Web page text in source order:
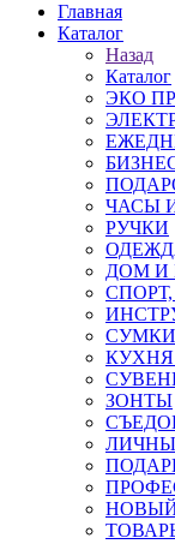
Главная
Каталог
Назад
Каталог
ЭКО
ЧАСЫ
РУЧКИ
ДОМ И
ЗОНТЫ